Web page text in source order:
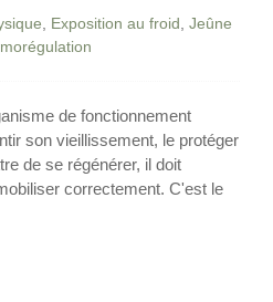
Exposition au froid Jeûne
de fonctionnement
son vieillissement, le protéger
de se régénérer, il doit
correctement. C'est le